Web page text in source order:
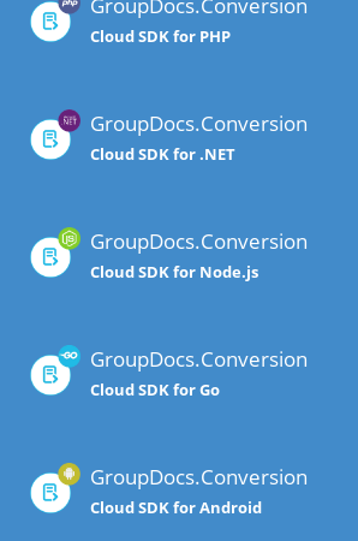
GroupDocs.Conversion
Cloud SDK for PHP
GroupDocs.Conversion
Cloud SDK for .NET
GroupDocs.Conversion
Cloud SDK for Node.js
GroupDocs.Conversion
Cloud SDK for Go
GroupDocs.Conversion
Cloud SDK for Android